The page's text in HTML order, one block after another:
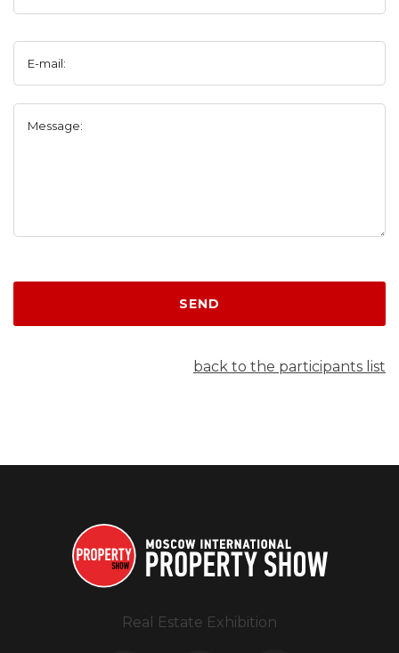
E-mail:
Message:
SEND
back to the participants list
Real Estate Exhibition